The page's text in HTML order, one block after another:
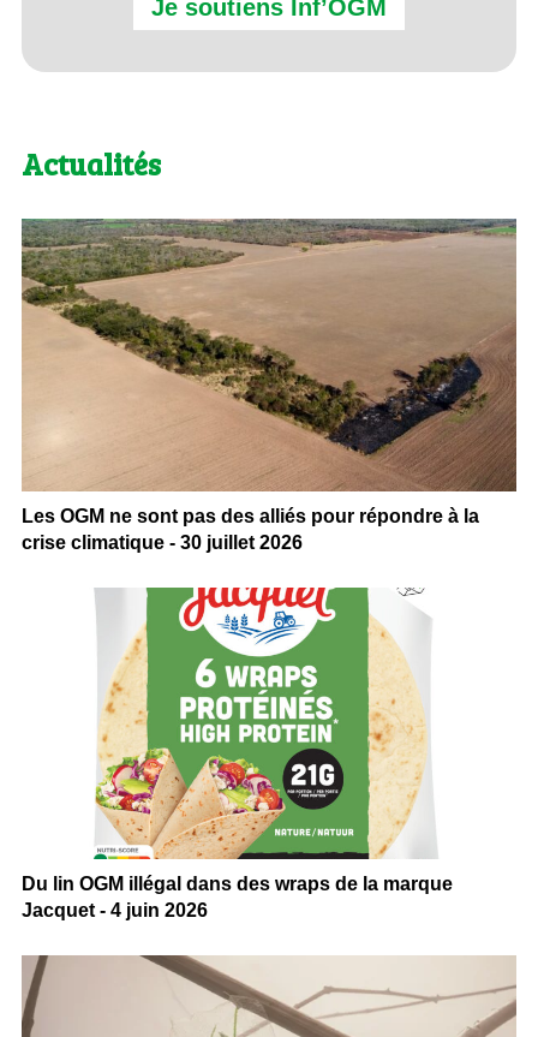
Je soutiens Inf’OGM
Actualités
Les OGM ne sont pas des alliés pour répondre à la
crise climatique - 30 juillet 2026
Du lin OGM illégal dans des wraps de la marque
Jacquet - 4 juin 2026